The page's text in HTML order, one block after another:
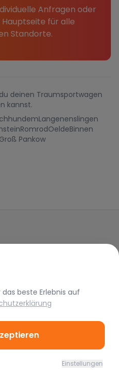
Anfragen oder
für alle
Standorte.
deinen Traumsportwagen
kannst.
Langenenslingen
RomrodOeldeBinnen
Pankow
beste Erlebnis auf
Einstellungen